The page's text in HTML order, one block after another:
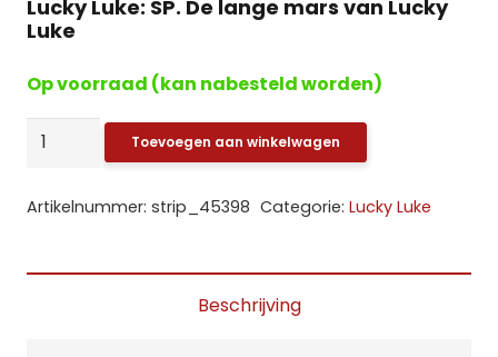
Lucky Luke: SP. De lange mars van Lucky
Luke
Op voorraad (kan nabesteld worden)
Lucky
Toevoegen aan winkelwagen
Artikelnummer: strip_45398 Categorie: Lucky Luke
Beschrijving